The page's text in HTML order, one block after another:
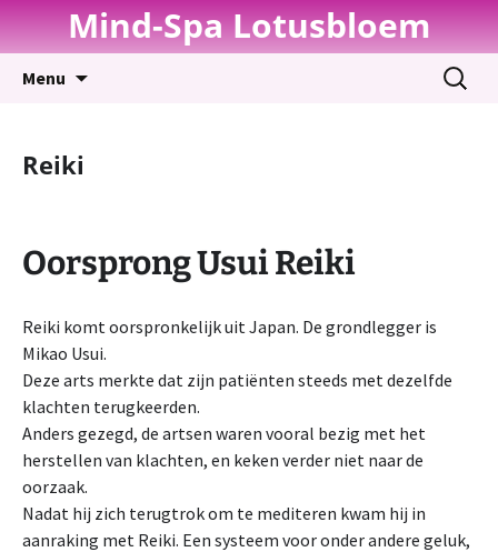
Mind-Spa Lotusbloem
Menu
Zoeken
naar:
Reiki
Oorsprong Usui Reiki
Reiki komt oorspronkelijk uit Japan. De grondlegger is
Mikao Usui.
Deze arts merkte dat zijn patiënten steeds met dezelfde
klachten terugkeerden.
Anders gezegd, de artsen waren vooral bezig met het
herstellen van klachten, en keken verder niet naar de
oorzaak.
Nadat hij zich terugtrok om te mediteren kwam hij in
aanraking met Reiki. Een systeem voor onder andere geluk,